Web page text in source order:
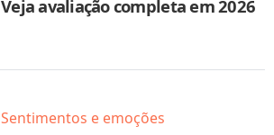
Veja avaliação completa em 2026
Sentimentos e emoções